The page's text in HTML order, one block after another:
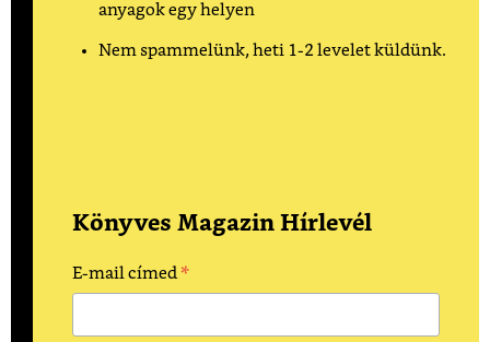
anyagok egy helyen
Nem spammelünk, heti 1-2 levelet küldünk.
Könyves Magazin Hírlevél
E-mail címed *